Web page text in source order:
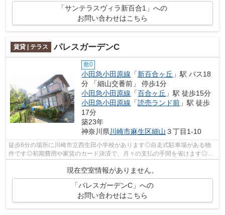
「サンテラスヴィラ新百合1」への
お問い合わせはこちら
賃貸 | テラス パレスガーデンC
敷0
小田急小田原線 「新百合ヶ丘 」駅 バス18
分 「細山交番前」 停歩1分
小田急小田原線 「百合ヶ丘 」駅 徒歩15分
小田急小田原線 「読売ランド前 」駅 徒歩
17分
築23年
神奈川県川崎市麻生区細山 ３丁目1-10
徒歩6分の場所に川崎市立西生田小学校があります◎自走式駐車場がある物
件です◎初期費用や家賃のカード決済で、月々の支払の手間を省けます◎魅
現在空室情報がありません。
「パレスガーデンC」への
お問い合わせはこちら